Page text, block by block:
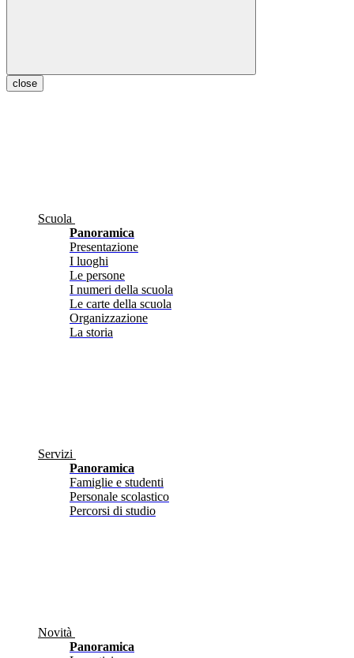
close
Scuola
Panoramica
Presentazione
I luoghi
Le persone
I numeri della scuola
Le carte della scuola
Organizzazione
La storia
Servizi
Panoramica
Famiglie e studenti
Personale scolastico
Percorsi di studio
Novità
Panoramica